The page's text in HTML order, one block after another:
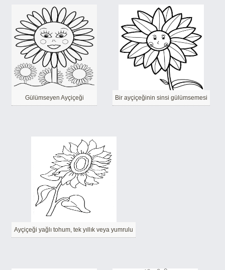
Gülümseyen Ayçiçeği Bir ayçiçeğinin sinsi gülümsemesi
Ayçiçeği yağlı tohum, tek yıllık veya yumrulu